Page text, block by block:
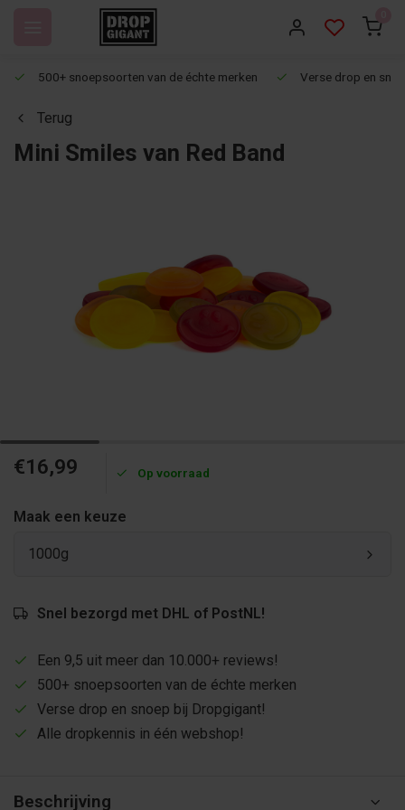
500+ snoepsoorten van de échte merken Verse drop en
Terug
Mini Smiles van Red Band
€16,99 Op voorraad
Maak een keuze
1000g
Snel bezorgd met DHL of PostNL!
Een 9,5 uit meer dan 10.000+ reviews!
500+ snoepsoorten van de échte merken
Verse drop en snoep bij Dropgigant!
Alle dropkennis in één webshop!
Beschrijving